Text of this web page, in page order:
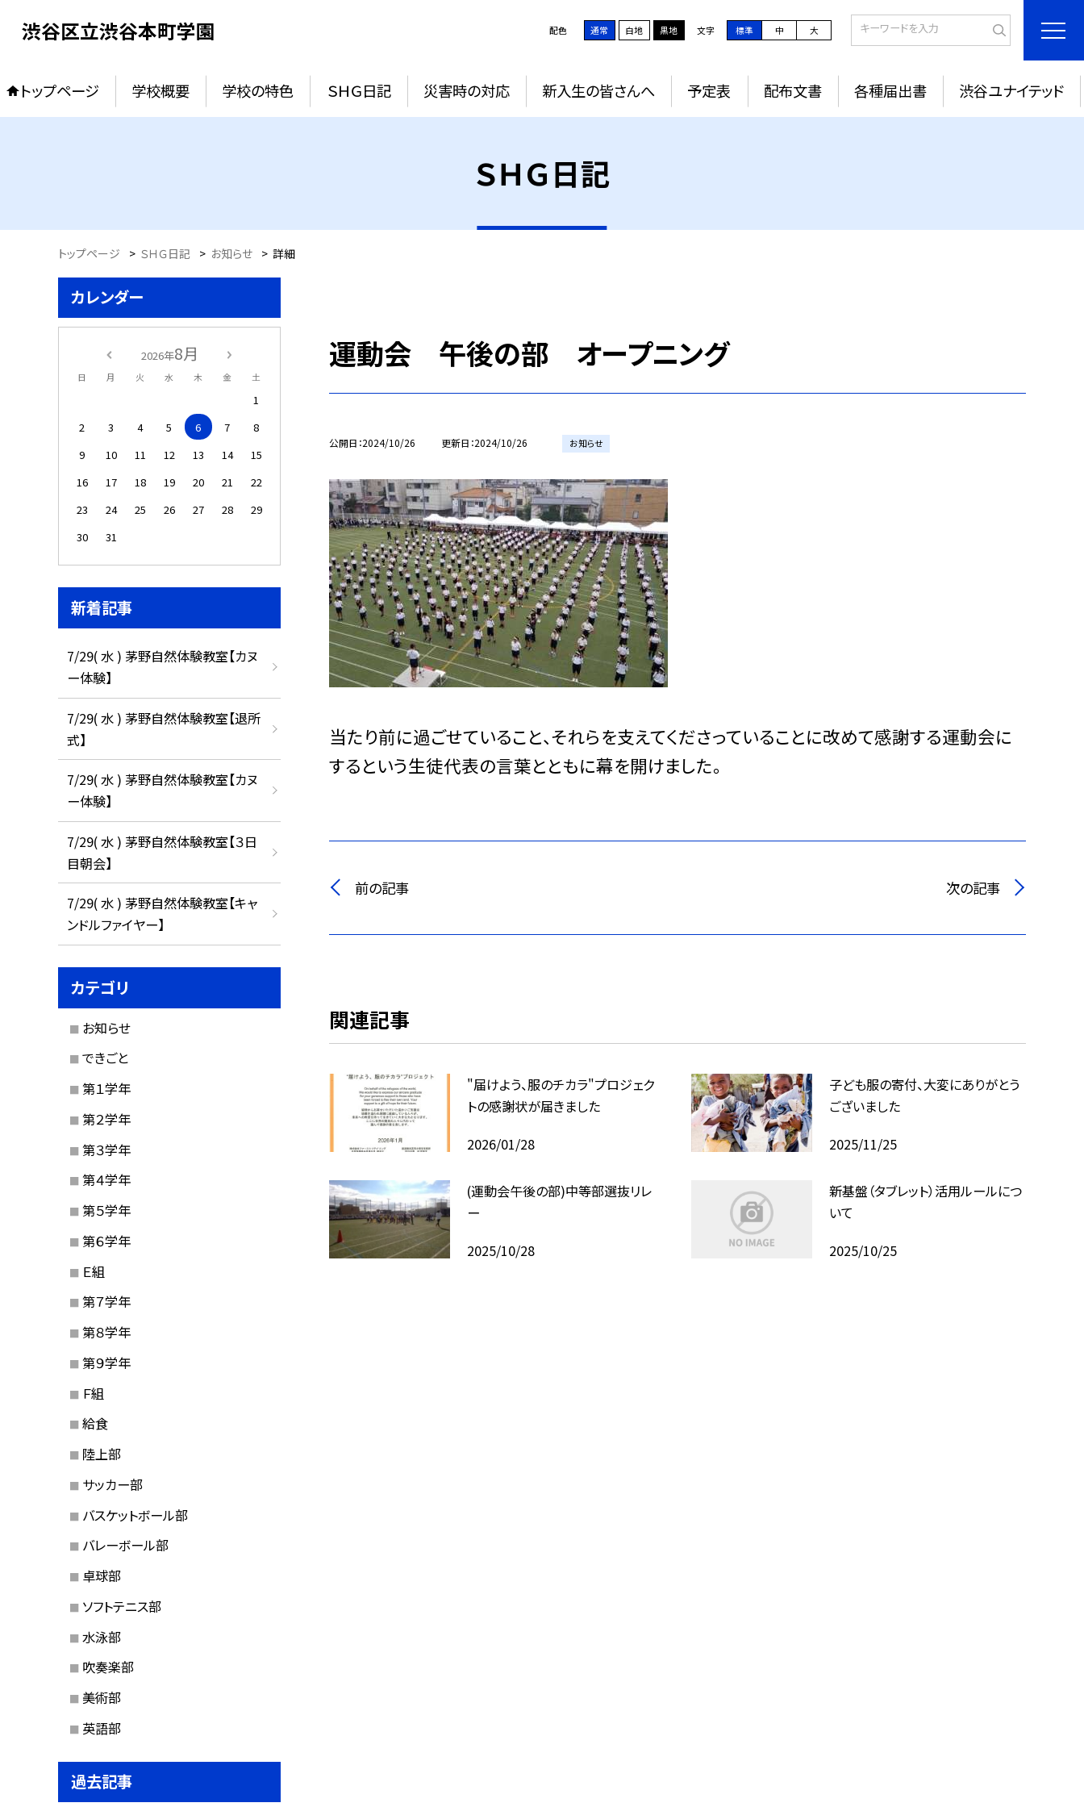
渋谷区立渋谷本町学園 配色 通常 白地 黒地 文字 標準 中 大
トップページ 学校概要 学校の特色 ＳＨＧ日記 災害時の対応 新入生の皆さんへ 予定表 配布文書 各種届出書 渋谷ユナイテッド
ＳＨＧ日記
トップページ > ＳＨＧ日記 > お知らせ > 詳細
運動会 午後の部 オープニング
公開日 2024/10/26 更新日 2024/10/26 お知らせ
当たり前に過ごせていること、それらを支えてくださっていることに改めて感謝する運動会に
するという生徒代表の言葉とともに幕を開けました。
前の記事 次の記事
関連記事
"届けよう、服のチカラ"プロジェク
トの感謝状が届きました
2026/01/28
子ども服の寄付、大変にありがとう
ございました
2025/11/25
(運動会午後の部)中等部選抜リレ
ー
2025/10/28
新基盤（タブレット）活用ルールにつ
いて
2025/10/25
カレンダー
2026年8月
日 月 火 水 木 金 土
1
2
3 4 5 6 7
8
9
10 11 12 13 14
15
16
17 18 19 20 21
22
23
24 25 26 27 28
29
30
31
新着記事
7/29( 水 ) 茅野自然体験教室【カヌ
ー体験】
7/29( 水 ) 茅野自然体験教室【退所
式】
7/29( 水 ) 茅野自然体験教室【カヌ
ー体験】
7/29( 水 ) 茅野自然体験教室【３日
目朝会】
7/29( 水 ) 茅野自然体験教室【キャ
ンドルファイヤー】
カテゴリ
お知らせ
できごと
第１学年
第２学年
第３学年
第４学年
第５学年
第６学年
Ｅ組
第７学年
第８学年
第９学年
Ｆ組
給食
陸上部
サッカー部
バスケットボール部
バレーボール部
卓球部
ソフトテニス部
水泳部
吹奏楽部
美術部
英語部
過去記事